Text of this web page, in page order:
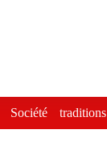
Société traditions